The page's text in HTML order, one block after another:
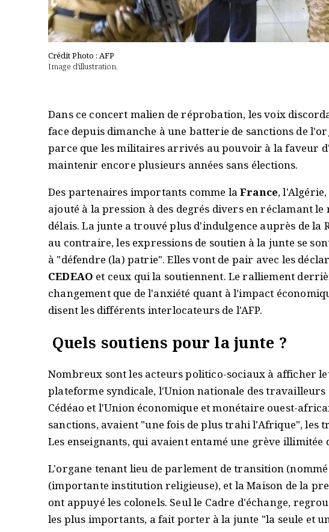
Crédit Photo : AFP
Image d'illustration.
Dans ce concert malien de réprobation, les voix
face depuis dimanche à une batterie de sanctions de
parce que les militaires arrivés au pouvoir à la faveur
maintenir encore plusieurs années sans élections.
Des partenaires importants comme laFrance,
ajouté à la pression à des degrés divers en réclamant
délais. La junte a trouvé plus d'indulgence auprès de la
au contraire, les expressions de soutien à la junte se
à "défendre (la) patrie". Elles vont de pair avec les
CEDEAO et ceux qui la soutiennent. Le ralliement
changement que de l'anxiété quant à l'impact
disent les différents interlocateurs de l'AFP.
Quels soutiens pour la junte ?
Nombreux sont les acteurs politico-sociaux à afficher
plateforme syndicale, l'Union nationale des travailleurs
Cédéao et l'Union économique et monétaire ouest-
sanctions, avaient "une fois de plus trahi l'Afrique",
Les enseignants, qui avaient entamé une grève
L'organe tenant lieu de parlement de transition
(importante institution religieuse), et la Maison de la
ont appuyé les colonels. Seul le Cadre d'échange,
les plus importants, a fait porter à la junte "la seule et